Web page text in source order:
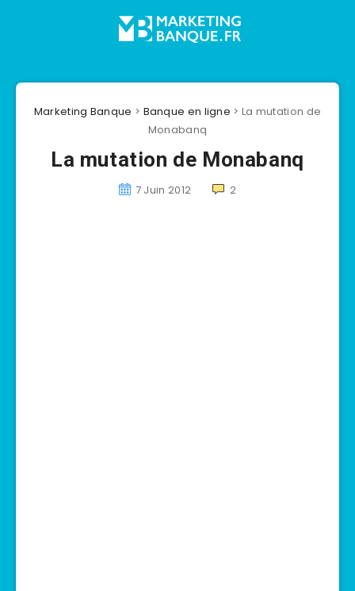
Marketing Banque > Banque en ligne > La mutation de
Monabanq
La mutation de Monabanq
7 Juin 2012 2